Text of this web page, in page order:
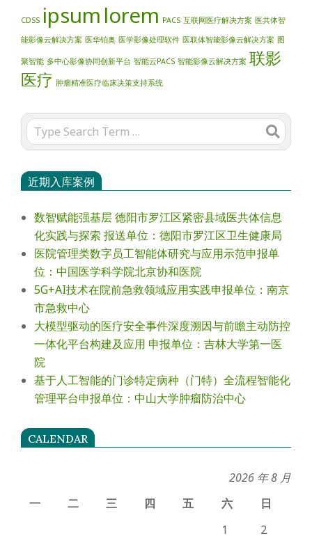
CDSS ipsum lorem PACS 互联网医疗解决方案 医共体智
能影像云解决方案 医华铂奥 医学影像处理软件 医联体智能影像云解决方案 图
聚智能 多中心影像协同创新平台 智能云PACS 智能影像云解决方案 联影
医疗 肿瘤精准医疗临床决策支持系统
Search
近期入库案例
数智赋能强基层 德阳市罗江区紧密县域医共体信息
化实践与探索 报送单位：德阳市罗江区卫生健康局
医院管理类数字员工智能体研究与应用示范申报单
位：中国医学科学院北京协和医院
5G+AI技术在院前急救领域应用实践申报单位：南京
市急救中心
大模型驱动的医疗安全事件深度溯因与前瞻主动防控
一体化平台构建及应用 申报单位：吉林大学第一医
院
基于人工智能的门诊特定病种（门特）全流程智能化
管理平台申报单位：中山大学肿瘤防治中心
CALENDAR
2026 年 8 月
一
二 三 四 五 六
日
1
2